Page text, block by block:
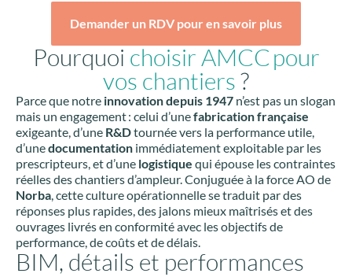
Demander un RDV pour en savoir plus
Pourquoi choisir AMCC pour
vos chantiers?
Parce que notre innovation depuis 1947 n’est pas un slogan
mais un engagement : celui d’unefabrication française
exigeante, d’une R&Dtournée vers la performance utile,
d’unedocumentation immédiatement exploitable par les
prescripteurs, et d’une logistique qui épouse les contraintes
réelles des chantiers d’ampleur. Conjuguée à la force AO de
Norba, cette culture opérationnelle se traduit par des
réponses plus rapides, des jalons mieux maîtrisés et des
ouvrages livrés en conformité avec les objectifs de
performance, de coûts et de délais.
BIM, détails et performances